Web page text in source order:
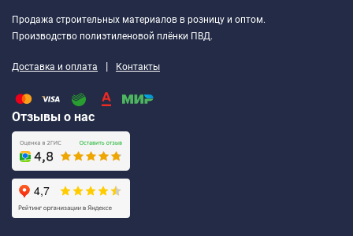
Продажа строительных материалов в розницу и оптом.
Производство полиэтиленовой плёнки ПВД.
Доставка и оплата | Контакты
Отзывы о нас